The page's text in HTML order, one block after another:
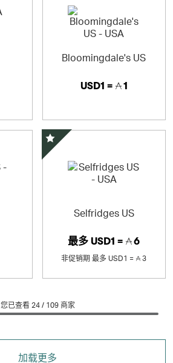
Bloomingdale's US
USD1 = 1
Selfridges US
最多 USD1 = 6
非促销期 最多 USD1 = 3
精选优惠
您已查看 24 / 109商家
加载更多